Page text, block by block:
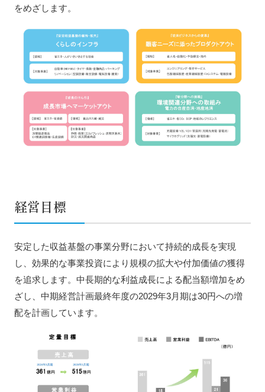
をめざします。
経営目標
安定した収益基盤の事業分野において持続的成⻑を実現
し、効果的な事業投資により規模の拡大や付加価値の獲得
を追求します。中長期的な利益成長による配当額増加をめ
ざし、中期経営計画最終年度の2029年3月期は30円への増
配を計画しています。